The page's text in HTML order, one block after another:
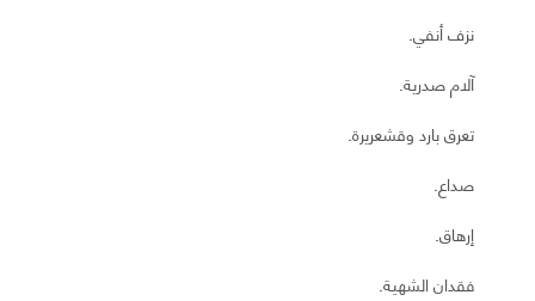
نزف أنفي.
آلام صدرية.
تعرق بارد وقشعريرة.
صداع.
إرهاق.
فقدان الشهية.